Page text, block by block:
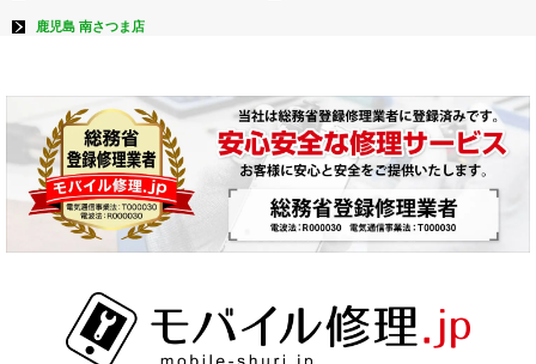
鹿児島 南さつま店